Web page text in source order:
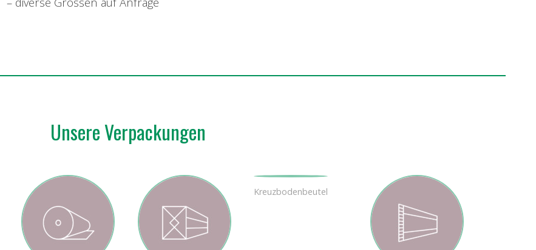
Unsere Verpackungen
Kreuzbodenbeutel